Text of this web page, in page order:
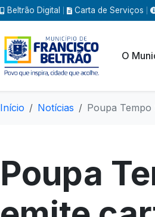
Beltrão Digital Carta de Serviços
O
Início Notícias Poupa Tempo
Poupa